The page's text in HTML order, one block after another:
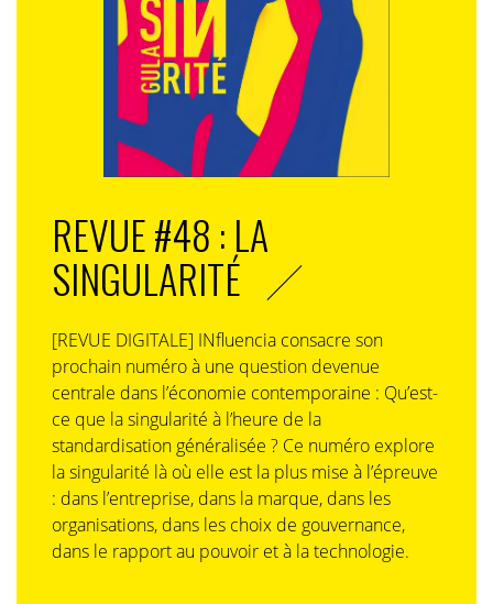
REVUE #48 : LA
SINGULARITÉ
[REVUE DIGITALE] INfluencia consacre son
prochain numéro à une question devenue
centrale dans l’économie contemporaine : Qu’est-
ce que la singularité à l’heure de la
standardisation généralisée ? Ce numéro explore
la singularité là où elle est la plus mise à l’épreuve
: dans l’entreprise, dans la marque, dans les
organisations, dans les choix de gouvernance,
dans le rapport au pouvoir et à la technologie.